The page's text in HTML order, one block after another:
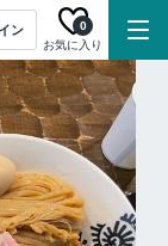
ン
お気に入り
0